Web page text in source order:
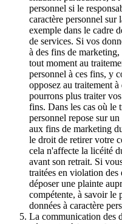
personnel si le
caractère personnel sur
exemple dans le cadre
de services. Si vos
à des fins de
tout moment au
personnel à ces fins, y
opposez au traitement
pourrons plus traiter
fins. Dans les cas où le
personnel repose sur
aux fins de marketing
le droit de retirer votre
cela n'affecte la licéité
avant son retrait. Si
traitées en violation des
déposer une plainte
compétente, à savoir le
données à caractère
La communication des